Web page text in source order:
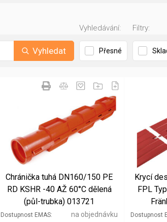
Vyhledat
Vyhledávání:
Přesné
Filtry:
Chránička tuhá DN160/150 PE
RD KSHR -40 AŽ 60°C dělená
(půl-trubka) 013721
Dostupnost EMAS na objednávku
Krycí
FPL
Dostupnost